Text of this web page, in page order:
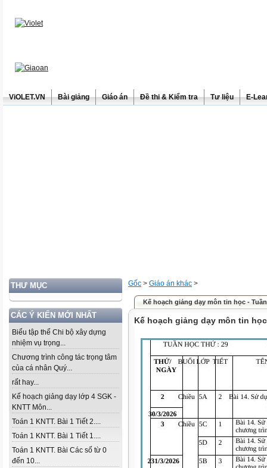
ViOLET.VN Bài giảng Giáo án Đề thi & Kiểm tra Tư liệu E-
THƯ MỤC
CÁC Ý KIẾN MỚI NHẤT
Biểu tập thể Chi bộ xây dựng
nhiệm vụ trọng...
Chương trình công tác trọng tâm
của cá nhân Quý...
rất hay...
Kế hoạch giảng dạy lớp 4 SGK -
KNTT Môn...
Toán 1 KNTT. Bài 1 Tiết 2....
Toán 1 KNTT. Bài 1 Tiết 1....
Toán 1 KNTT. Bài Các số từ 0
đến 10...
Gốc > Giáo án khác >
Kế hoạch giảng dạy môn tin học -
Kế hoạch giảng dạy môn tin